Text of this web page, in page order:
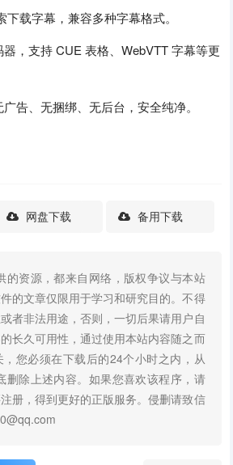
载字幕，兼容多种字幕格式。
，支持 CUE 表格、WebVTT 字幕等更
告、无捆绑、无后台，安全纯净。
网盘下载 备用下载
的资源，都来自网络，版权争议与本站
的文章仅限用于学习和研究目的。不得
者非法用途，否则，一切后果请用户自
长久可用性，通过使用本站内容随之而
您必须在下载后的24个小时之内，从
删除上述内容。如果您喜欢该程序，请
册，得到更好的正版服务。侵删请致信